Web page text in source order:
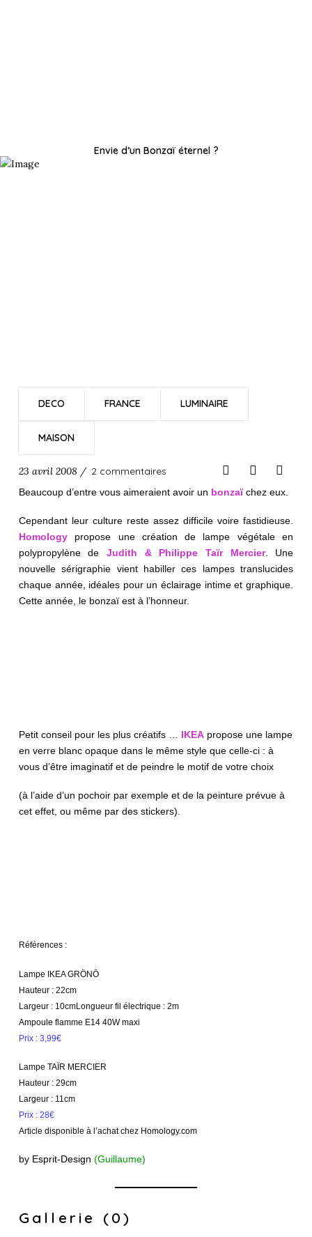
Envie d’un Bonzaï éternel ?
DECO FRANCE LUMINAIRE
MAISON
23 avril 2008 / 2 commentaires
Beaucoup d’entre vous aimeraient avoir un bonzaïchez eux.
Cependant leur culture reste assez difficile voire fastidieuse.
Homologypropose une création de lampe végétale en
polypropylène deJudith & Philippe Taïr Mercier. Une
nouvelle sérigraphie vient habiller ces lampes translucides
chaque année, idéales pour un éclairage intime et graphique.
Cette année, le bonzaï est à l’honneur.
Petit conseil pour les plus créatifs … IKEApropose une lampe
en verre blanc opaque dans le même style que celle-ci : à
vous d’être imaginatif et de peindre le motif de votre choix
(à l’aide d’un pochoir par exemple et de la peinture prévue à
cet effet, ou même par des stickers).
Références :
Lampe IKEA GRÖNÖ
Hauteur : 22cm
Largeur : 10cmLongueur fil électrique : 2m
Ampoule flamme E14 40W maxi
Prix : 3,99€
Lampe TAÏR MERCIER
Hauteur : 29cm
Largeur : 11cm
Prix : 28€
Article disponible à l’achat chez Homology.com
by Esprit-Design (Guillaume)
Gallerie (0)